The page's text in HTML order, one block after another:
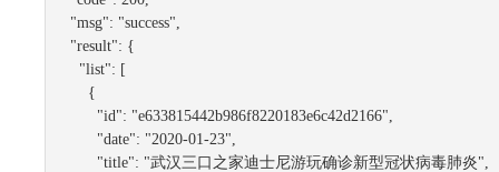
"msg": "success",
"result": {
"list": [
"id": "e633815442b986f8220183e6c42d2166",
"date": "2020-01-23",
"title": "武汉三口之家迪士尼游玩确诊新型冠状病毒肺炎",